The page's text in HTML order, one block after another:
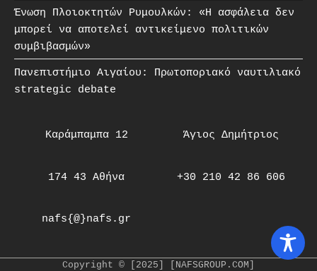
Ένωση Πλοιοκτητών Ρυμουλκών: «Η ασφάλεια δεν
μπορεί να αποτελεί αντικείμενο πολιτικών
συμβιβασμών»
Πανεπιστήμιο Αιγαίου: Πρωτοποριακό ναυτιλιακό
strategic debate
Καράμπαμπα 12 Άγιος Δημήτριος
174 43 Αθήνα +30 210 42 86 606
nafs{@}nafs.gr
Copyright © [2025] [NAFSGROUP.COM]